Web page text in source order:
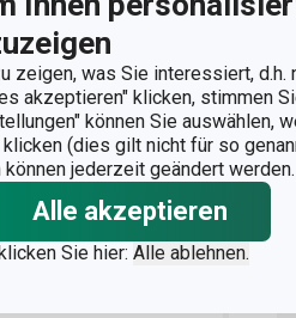
zeigen, was Sie interessiert, d.h.
akzeptieren" klicken, stimmen
können Sie auswählen,
(dies gilt nicht für so
jederzeit geändert werden.
Alle akzeptieren
Sie hier: Alle ablehnen.